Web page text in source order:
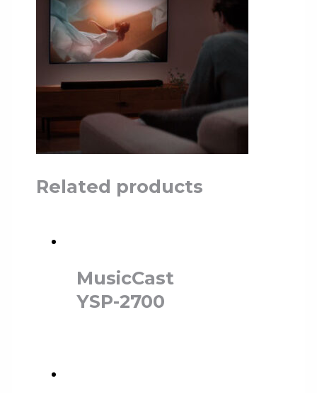
Related products
MusicCast
YSP-2700